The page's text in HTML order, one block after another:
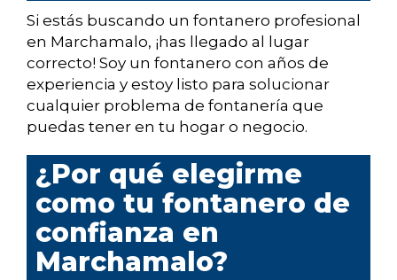
Si estás buscando un fontanero profesional
en Marchamalo, ¡has llegado al lugar
correcto! Soy un fontanero con años de
experiencia y estoy listo para solucionar
cualquier problema de fontanería que
puedas tener en tu hogar o negocio.
¿Por qué elegirme
como tu fontanero de
confianza en
Marchamalo?